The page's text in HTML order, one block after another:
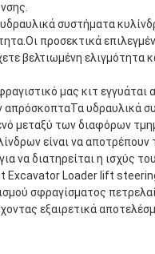
συστήματα
προσεκτικά
βελτιωμένη ελιγμότητα
μας κιτ εγγυάται
απρόσκοπταΤα υδραυλικά
μεταξύ των διαφόρων
είναι να αποτρέπουν
να διατηρείται η ισχύς
Excavator Loader lift
σφραγίσματος
εξαιρετικά